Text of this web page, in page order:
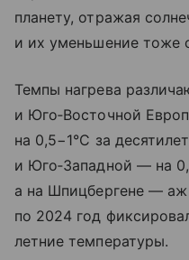
планету, отражая
и их уменьшение тоже
Темпы нагрева
и Юго‑Восточной
на 0,5−1°C за
и Юго‑Западной — на
а на Шпицбергене — аж
по 2024 год
летние температуры.